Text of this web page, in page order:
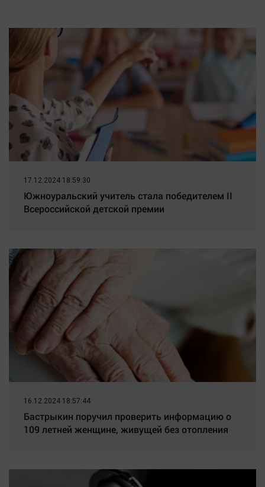
17.12.2024 18:59:30
Южноуральский учитель стала победителем II
Всероссийской детской премии
16.12.2024 18:57:44
Бастрыкин поручил проверить информацию о
109 летней женщине, живущей без отопления